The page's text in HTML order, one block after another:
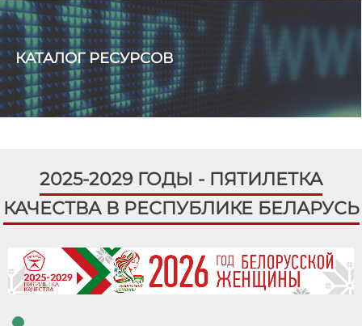
КАТАЛОГ РЕСУРСОВ
2025-2029 ГОДЫ - ПЯТИЛЕТКА
КАЧЕСТВА В РЕСПУБЛИКЕ БЕЛАРУСЬ